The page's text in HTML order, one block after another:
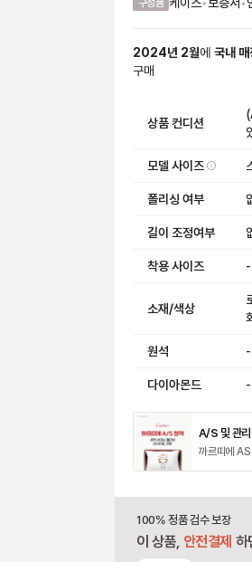
구성품
2024년 2월에 국내 매
구매
상품 컨디션
모델 사이즈
폴리싱 여부
길이 조정여부
착용 사이즈 -
소재/색상
원석 -
다이아몬드 -
A/S 및 관
까르띠에 AS
100% 정품 검수 보장
이 상품, 안전결제 하